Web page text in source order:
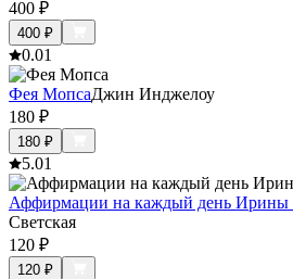
400 ₽
400 ₽
0.01
Фея МопсаДжин Инджелоу
180 ₽
180 ₽
5.01
Аффирмации на каждый день Ирины
Светская
120 ₽
120 ₽